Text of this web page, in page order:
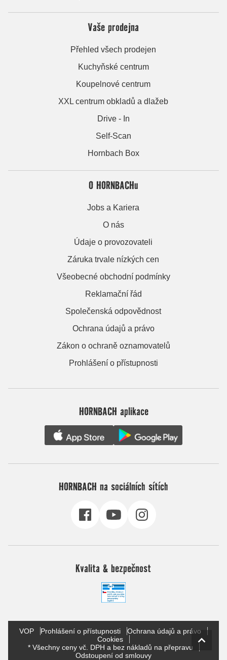
Vaše prodejna
Přehled všech prodejen
Kuchyňské centrum
Koupelnové centrum
XXL centrum obkladů a dlažeb
Drive - In
Self-Scan
Hornbach Box
O HORNBACHu
Jobs a Kariera
O nás
Údaje o provozovateli
Záruka trvale nízkých cen
Všeobecné obchodní podmínky
Reklamační řád
Společenská odpovědnost
Ochrana údajů a právo
Zákon o ochraně oznamovatelů
Prohlášení o přístupnosti
HORNBACH aplikace
HORNBACH na sociálních sítích
Kvalita & bezpečnost
VOP Prohlášení o přístupnosti
Ochrana údajů a právo
Cookies
* Všechny ceny vč. DPH a bez nákladů na přepravu
Odstoupení od smlouvy